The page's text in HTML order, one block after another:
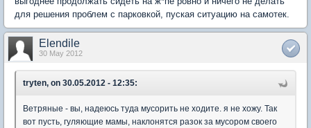
для решения проблем с парковкой, пуская ситуацию на самотек.
Elendile
30 May 2012
tryten, on 30.05.2012 - 12:35:
Ветряные - вы, надеюсь туда мусорить не ходите. я не хожу. Так
вот пусть, гуляющие мамы, наклонятся разок за мусором своего